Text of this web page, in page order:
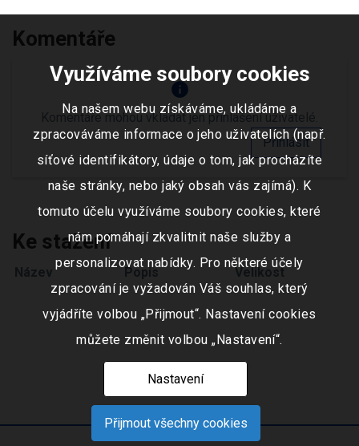
Komentáře
info
Komentáře mohou vkládat jen přihlášení uživatelé.
Přihlásit
Ke stažení
Název Popis Velikost
Využíváme soubory cookies
Na našem webu získáváme, ukládáme a
zpracováváme informace o jeho uživatelích (např.
síťové identifikátory, údaje o tom, jak procházíte
naše stránky, nebo jaký obsah vás zajímá). K
tomuto účelu využíváme soubory cookies, které
nám pomáhají zkvalitnit naše služby a
personalizovat nabídky. Pro některé účely
zpracování je vyžadován Váš souhlas, který
vyjádříte volbou „Přijmout“. Nastavení cookies
můžete změnit volbou „Nastavení“.
Nastavení
Přijmout všechny cookies